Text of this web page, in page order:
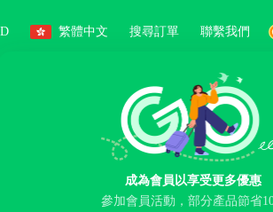
繁體中文 搜尋訂單 聯繫我們
成為會員以享受更多優惠
參加會員活動，部分產品節省
人數
字
搜索